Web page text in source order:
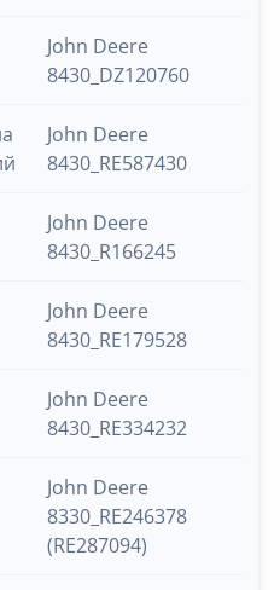
John Deere
8430_DZ120760
John Deere
8430_RE587430
John Deere
8430_R166245
John Deere
8430_RE179528
John Deere
8430_RE334232
John Deere
8330_RE246378
(RE287094)